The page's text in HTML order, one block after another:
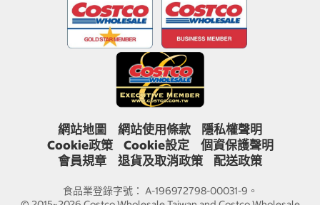
網站地圖 網站使用條款
隱私權聲明
Cookie政策
Cookie設定
個資保護聲明
會員規章
退貨及取消政策 配送政策
食品業登錄字號： A-196972798-00031-9。